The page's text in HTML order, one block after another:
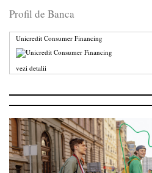
Profil de Banca
Unicredit Consumer Financing
vezi detalii